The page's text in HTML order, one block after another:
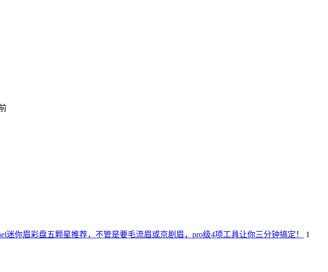
迷你眉彩盘五颗星推荐，不管是要毛流眉或京剧眉，pro级4项工具让你三分钟搞定！
1